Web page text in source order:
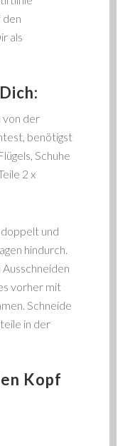
den
als
von der
benötigst
Schuhe
2 x
und
hindurch.
vorher mit
Schneide
in der
Kopf